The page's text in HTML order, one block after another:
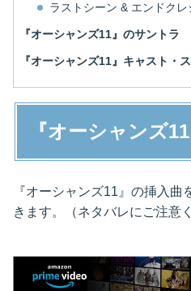
ラストシーン & エンドクレ
『オーシャンズ11』のサントラ
『オーシャンズ11』キャスト・
『オーシャンズ
『オーシャンズ11』の挿入
きます。（ネタバレにご注意